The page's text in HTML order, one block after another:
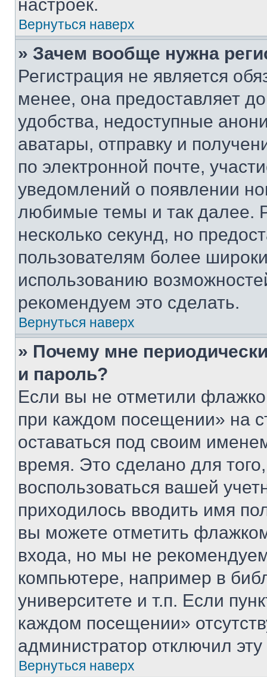
настроек.
Вернуться наверх
» Зачем вообще нужна
Регистрация не является
менее, она предоставляет
удобства, недоступные
аватары, отправку и
по электронной почте,
уведомлений о появлении
любимые темы и так далее.
несколько секунд, но
пользователям более
использованию
рекомендуем это сделать.
Вернуться наверх
» Почему мне
и пароль?
Если вы не отметили
при каждом посещении» на
оставаться под своим
время. Это сделано для
воспользоваться вашей
приходилось вводить имя
вы можете отметить
входа, но мы не
компьютере, например в
университете и т.п. Если
каждом посещении»
администратор отключил
Вернуться наверх